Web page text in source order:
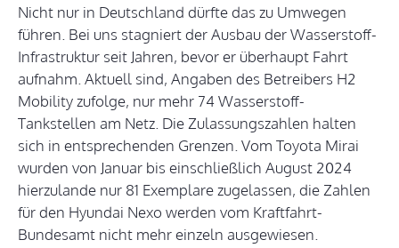
Nicht nur in Deutschland dürfte das zu Umwegen
führen. Bei uns stagniert der Ausbau der Wasserstoff-
Infrastruktur seit Jahren, bevor er überhaupt Fahrt
aufnahm. Aktuell sind, Angaben des Betreibers H2
Mobility zufolge, nur mehr 74 Wasserstoff-
Tankstellen am Netz. Die Zulassungszahlen halten
sich in entsprechenden Grenzen. Vom Toyota Mirai
wurden von Januar bis einschließlich August 2024
hierzulande nur 81 Exemplare zugelassen, die Zahlen
für den Hyundai Nexo werden vom Kraftfahrt-
Bundesamt nicht mehr einzeln ausgewiesen.